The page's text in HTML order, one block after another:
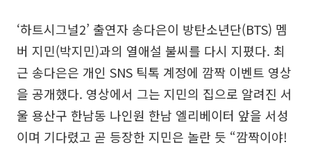
‘하트시그널2’ 출연자 송다은이 방탄소년단(BTS) 멤
버 지민(박지민)과의 열애설 불씨를 다시 지폈다. 최
근 송다은은 개인 SNS 틱톡 계정에 깜짝 이벤트 영상
을 공개했다. 영상에서 그는 지민의 집으로 알려진 서
울 용산구 한남동 나인원 한남 엘리베이터 앞을 서성
이며 기다렸고 곧 등장한 지민은 놀란 듯 “깜짝이야!